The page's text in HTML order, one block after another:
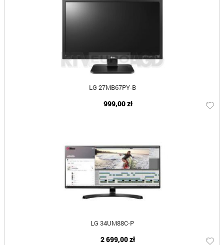
LG 27MB67PY-B
999,00 zł
LG 34UM88C-P
2 699,00 zł